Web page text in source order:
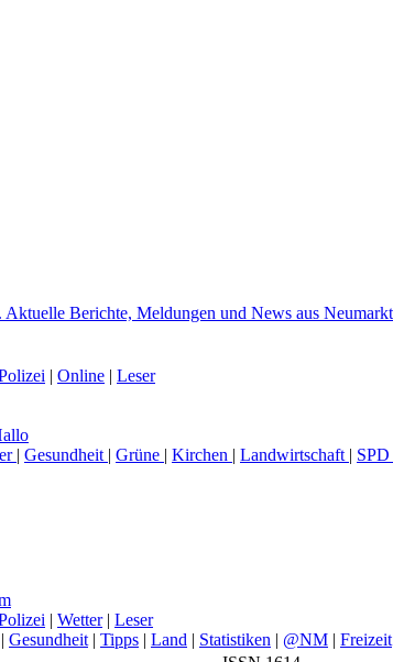
| Online | Leser
| Gesundheit | Grüne | Kirchen | Landwirtschaft | SPD
| Wetter| Leser
| Gesundheit | Tipps | Land | Statistiken | @NM | Freizeit